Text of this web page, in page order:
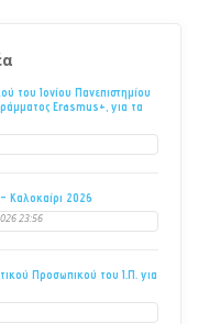
του Ιονίου Πανεπιστημίου
Erasmus+, για τα
- Καλοκαίρι 2026
23:56
Προσωπικού του Ι.Π. για